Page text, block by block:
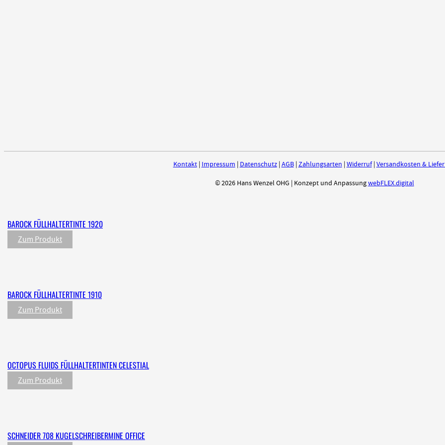
BAROCK FÜLLHALTERTINTE 1920
Zum Produkt
BAROCK FÜLLHALTERTINTE 1910
Zum Produkt
OCTOPUS FLUIDS FÜLLHALTERTINTEN CELESTIAL
Zum Produkt
SCHNEIDER 708 KUGELSCHREIBERMINE OFFICE
Kontakt| Impressum | Datenschutz| AGB| Zahlungsarten | Widerruf| Versandkosten &
© 2026 Hans Wenzel OHG | Konzept und AnpassungwebFLEX.digital